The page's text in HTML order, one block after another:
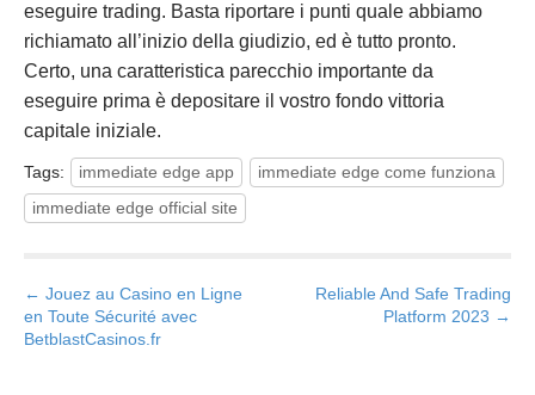
eseguire trading. Basta riportare i punti quale abbiamo
richiamato all’inizio della giudizio, ed è tutto pronto.
Certo, una caratteristica parecchio importante da
eseguire prima è depositare il vostro fondo vittoria
capitale iniziale.
Tags: immediate edge app
immediate edge come funziona
immediate edge official site
P
o
← Jouez au Casino en Ligne
en Toute Sécurité avec
BetblastCasinos.fr
Reliable And Safe Trading
Platform 2023 →